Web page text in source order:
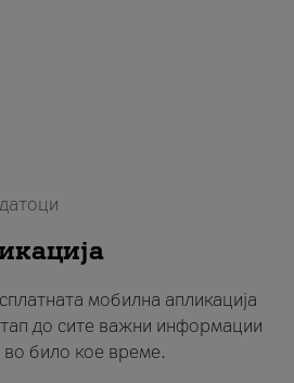
мобилна апликација
до сите важни информации
во било кое време.